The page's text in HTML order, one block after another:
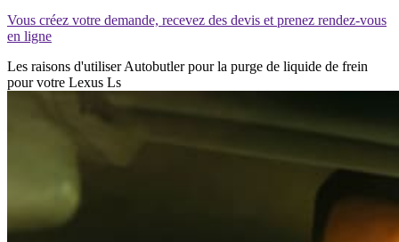
Vous créez votre demande, recevez des devis et prenez rendez-vous
en ligne
Les raisons d'utiliser Autobutler pour la purge de liquide de frein
pour votre Lexus Ls